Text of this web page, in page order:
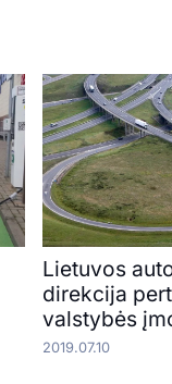
Lietuvos
direkcija
valstybės
2019.07.10